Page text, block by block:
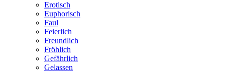
Erotisch
Euphorisch
Faul
Feierlich
Freundlich
Fröhlich
Gefährlich
Gelassen